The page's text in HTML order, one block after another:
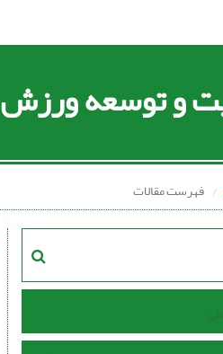
و توسعه ورزش
فهرست مقالات